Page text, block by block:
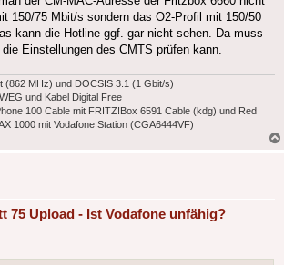
150/75 Mbit/s sondern das O2-Profil mit 150/50
kann die Hotline ggf. gar nicht sehen. Da muss
Einstellungen des CMTS prüfen kann.
(862 MHz) und DOCSIS 3.1 (1 Gbit/s)
und Kabel Digital Free
100 Cable mit FRITZ!Box 6591 Cable (kdg) und Red
1000 mit Vodafone Station (CGA6444VF)
75 Upload - Ist Vodafone unfähig?